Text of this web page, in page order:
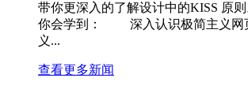
带你更深入的了解设计中的KISS
你会学到： 深入认识极简主义
义...
查看更多新闻